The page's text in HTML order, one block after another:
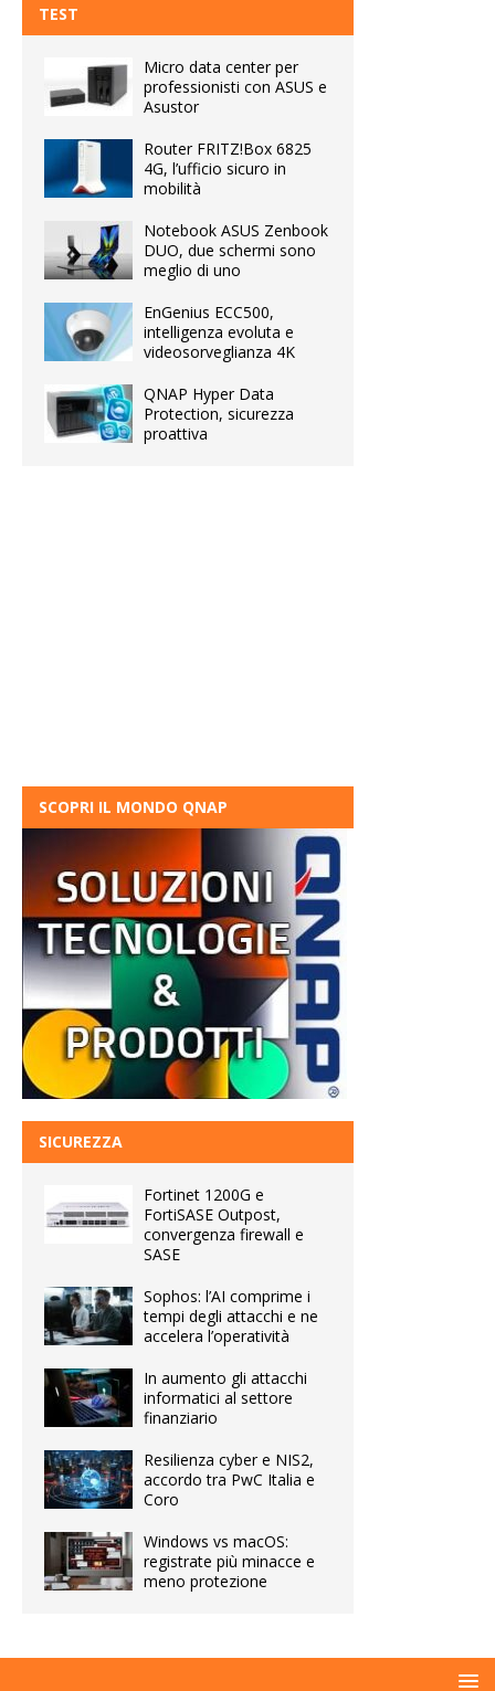
TEST
Micro data center per
professionisti con ASUS e
Asustor
Router FRITZ!Box 6825
4G, l’ufficio sicuro in
mobilità
Notebook ASUS Zenbook
DUO, due schermi sono
meglio di uno
EnGenius ECC500,
intelligenza evoluta e
videosorveglianza 4K
QNAP Hyper Data
Protection, sicurezza
proattiva
SCOPRI IL MONDO QNAP
SICUREZZA
Fortinet 1200G e
FortiSASE Outpost,
convergenza firewall e
SASE
Sophos: l’AI comprime i
tempi degli attacchi e ne
accelera l’operatività
In aumento gli attacchi
informatici al settore
finanziario
Resilienza cyber e NIS2,
accordo tra PwC Italia e
Coro
Windows vs macOS:
registrate più minacce e
meno protezione